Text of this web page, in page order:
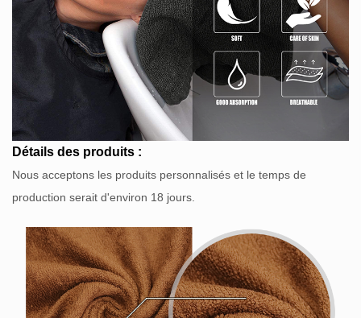
Détails des produits :
Nous acceptons les produits personnalisés et le temps de
production serait d'environ 18 jours.